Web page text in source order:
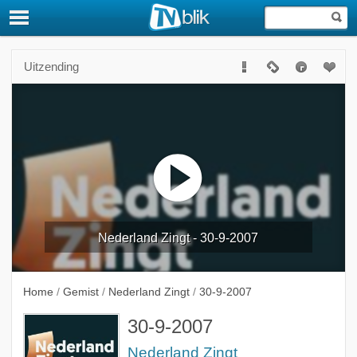
Uitzending
Nederland Zingt - 30-9-2007
Home / Gemist / Nederland Zingt / 30-9-2007
30-9-2007
Nederland Zingt